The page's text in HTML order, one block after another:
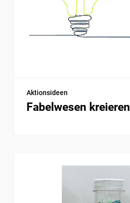
Aktionsideen
Fabelwesen kreieren